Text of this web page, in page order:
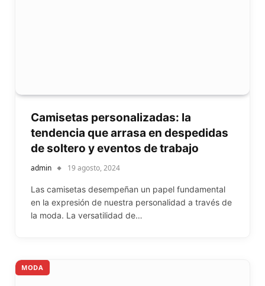
Camisetas personalizadas: la
tendencia que arrasa en despedidas
de soltero y eventos de trabajo
admin 19 agosto, 2024
Las camisetas desempeñan un papel fundamental
en la expresión de nuestra personalidad a través de
la moda. La versatilidad de…
MODA